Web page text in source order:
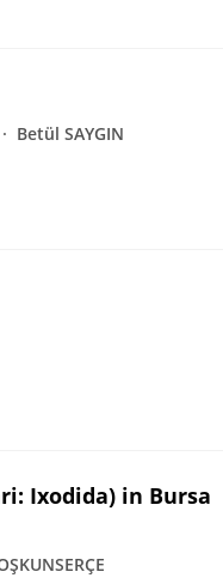
Betül SAYGIN
Ixodida) in Bursa